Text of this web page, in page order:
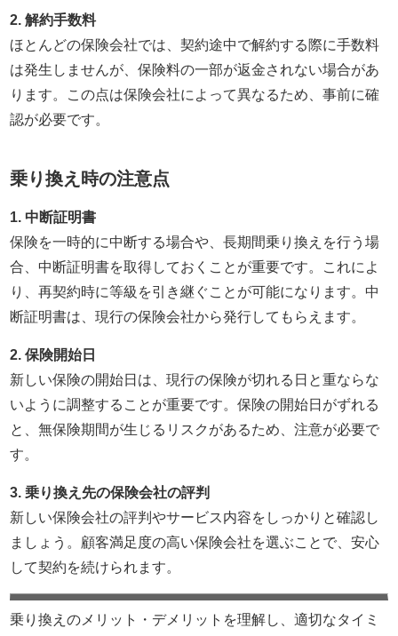
2. 解約手数料
ほとんどの保険会社では、契約途中で解約する際に手数料
は発生しませんが、保険料の一部が返金されない場合があ
ります。この点は保険会社によって異なるため、事前に確
認が必要です。
乗り換え時の注意点
1. 中断証明書
保険を一時的に中断する場合や、長期間乗り換えを行う場
合、中断証明書を取得しておくことが重要です。これによ
り、再契約時に等級を引き継ぐことが可能になります。中
断証明書は、現行の保険会社から発行してもらえます。
2. 保険開始日
新しい保険の開始日は、現行の保険が切れる日と重ならな
いように調整することが重要です。保険の開始日がずれる
と、無保険期間が生じるリスクがあるため、注意が必要で
す。
3. 乗り換え先の保険会社の評判
新しい保険会社の評判やサービス内容をしっかりと確認し
ましょう。顧客満足度の高い保険会社を選ぶことで、安心
して契約を続けられます。
乗り換えのメリット・デメリットを理解し、適切なタイミ